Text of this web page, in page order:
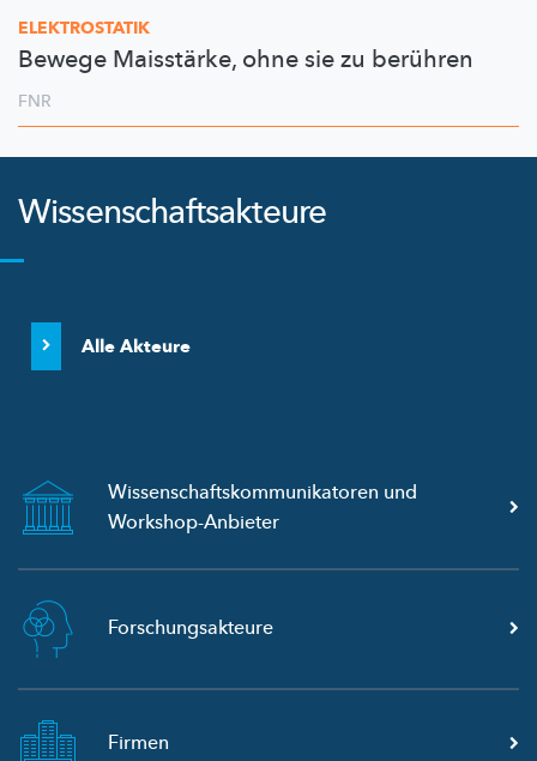
ELEKTROSTATIK
Bewege Maisstärke, ohne sie zu berühren
FNR
Wissenschaftsakteure
Alle Akteure
Wissenschaftskommunikatoren und
Workshop-Anbieter
Forschungsakteure
Firmen